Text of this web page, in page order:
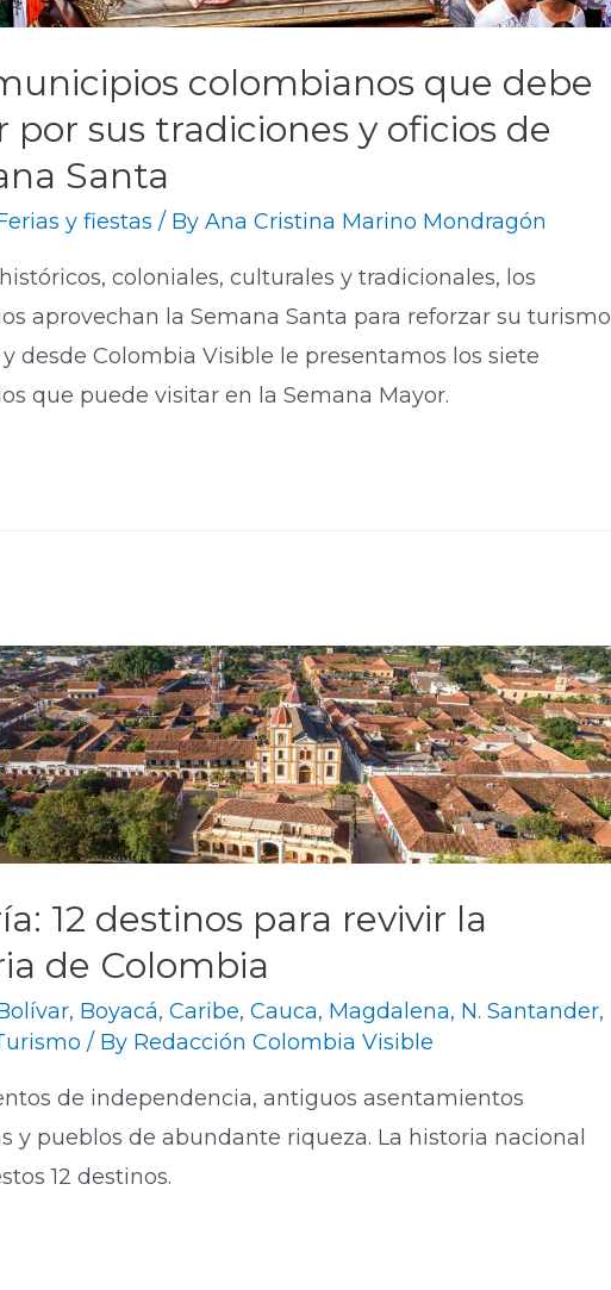
colombianos que debe
por sus tradiciones y oficios de
Santa
y fiestas / ByAna Cristina Marino Mondragón
coloniales, culturales y tradicionales, los
aprovechan la Semana Santa para reforzar su turismo
desde Colombia Visible le presentamos los siete
que puede visitar en la Semana Mayor.​
12 destinos para revivir la
de Colombia
, Boyacá,Caribe,Cauca, Magdalena, N. Santander,
/ By Redacción Colombia Visible
de independencia, antiguos asentamientos
y pueblos de abundante riqueza. La historia nacional
12 destinos.